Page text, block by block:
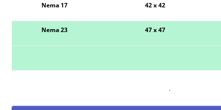
Nema 17 42 x 42
Nema 23 47 x 47
.